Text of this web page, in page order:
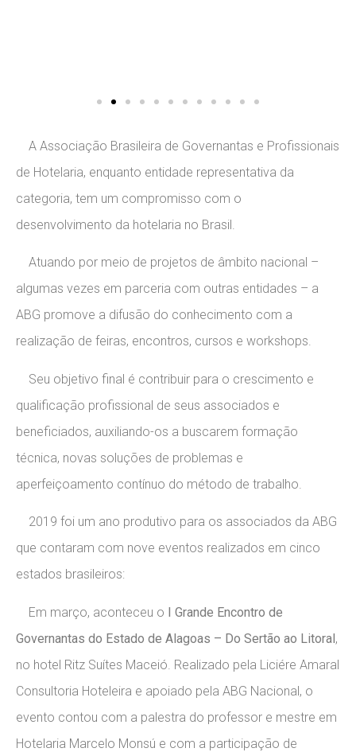
A Associação Brasileira de Governantas e Profissionais
de Hotelaria, enquanto entidade representativa da
categoria, tem um compromisso com o
desenvolvimento da hotelaria no Brasil.
Atuando por meio de projetos de âmbito nacional –
algumas vezes em parceria com outras entidades – a
ABG promove a difusão do conhecimento com a
realização de feiras, encontros, cursos e workshops.
Seu objetivo final é contribuir para o crescimento e
qualificação profissional de seus associados e
beneficiados, auxiliando-os a buscarem formação
técnica, novas soluções de problemas e
aperfeiçoamento contínuo do método de trabalho.
2019 foi um ano produtivo para os associados da ABG
que contaram com nove eventos realizados em cinco
estados brasileiros:
Em março, aconteceu o I Grande Encontro de
Governantas do Estado de Alagoas – Do Sertão ao Litoral,
no hotel Ritz Suítes Maceió. Realizado pela Liciére Amaral
Consultoria Hoteleira e apoiado pela ABG Nacional, o
evento contou com a palestra do professor e mestre em
Hotelaria Marcelo Monsú e com a participação de